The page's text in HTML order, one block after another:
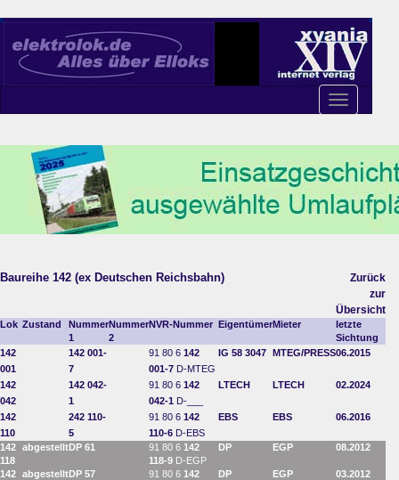
Toggle
navigation
Baureihe 142 (ex Deutschen Reichsbahn)
Zurück
zur
Übersicht
Lok Zustand
Nummer
1
Nummer
2
NVR-Nummer EigentümerMieter
letzte
Sichtung
142
001
142 001-
7
91 80 6 142
001-7 D-MTEG
IG 58 3047 MTEG/PRESS06.2015
142
042
142 042-
1
91 80 6 142
042-1 D-___
LTECH LTECH 02.2024
142
110
242 110-
5
91 80 6 142
110-6 D-EBS
EBS EBS 06.2016
142
118
abgestelltDP 61 91 80 6 142
118-9 D-EGP
DP EGP 08.2012
142 abgestelltDP 57 91 80 6 142
DP EGP 03.2012